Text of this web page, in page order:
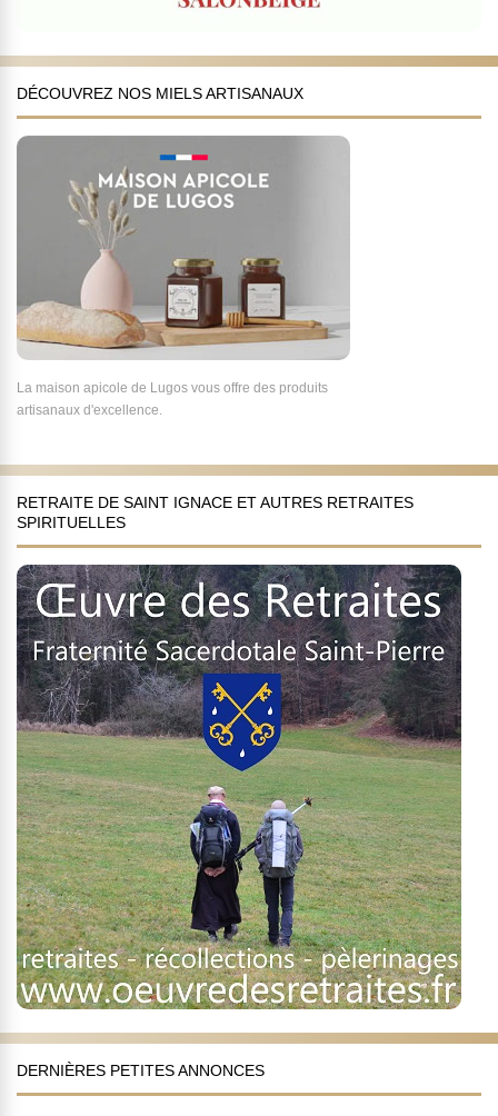
DÉCOUVREZ NOS MIELS ARTISANAUX
La maison apicole de Lugos vous offre des produits
artisanaux d'excellence.
RETRAITE DE SAINT IGNACE ET AUTRES RETRAITES
SPIRITUELLES
DERNIÈRES PETITES ANNONCES